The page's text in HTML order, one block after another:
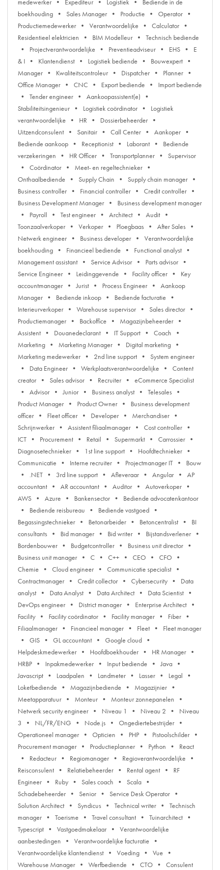
medewerker Expediteur Logistiek
Bediende in de
boekhouding
Sales Manager Productie
Operator
Productiemedewerker
Verantwoordelijke
Calculator
Residentieel elektricien
BIM Modelleur
Technisch bediende
Projectverantwoordelijke
Preventieadviseur EHS
E
& I
Klantendienst Logistiek bediende
Bouwexpert
Manager
Kwaliteitscontroleur Dispatcher
Planner
Office Manager
CNC Export bediende
Import bediende
Tender engineer
Aankoopassistent(e)
Stabiliteitsingenieur
Logistiek coördinator
Logistiek
verantwoordelijke
HR
Dossierbeheerder
Uitzendconsulent
Sanitair Call Center
Aankoper
Bediende aankoop
Receptionist Laborant
Bediende
verzekeringen
HR Officer Transportplanner
Supervisor
Coördinator
Meet- en regeltechnieker
Onthaalbediende
Supply Chain
Supply chain manager
Business controller
Financial controller
Credit controller
Business Development Manager
Business development manager
Payroll
Test engineer Architect
Audit
Toonzaalverkoper
Verkoper Ploegbaas
After Sales
Netwerk engineer
Business developer
Verantwoordelijke
boekhouding
Financieel bediende
Functional analyst
Management assistant
Service Advisor
Parts advisor
Service Engineer
Leidinggevende Facility officer
Key
accountmanager
Jurist Process Engineer
Aankoop
Manager
Bediende inkoop
Bediende facturatie
Interieurverkoper
Warehouse supervisor
Sales director
Productiemanager
Backoffice
Magazijnbeheerder
Assistent
Douanedeclarant IT Support
Coach
Marketing
Marketing Manager
Digital marketing
Marketing medewerker
2nd line support
System engineer
Data Engineer
Werkplaatsverantwoordelijke
Content
creator
Sales advisor Recruiter
eCommerce Specialist
Advisor
Junior Business analyst
Telesales
Product Manager
Product Owner
Business development
officer
Fleet officer Developer
Merchandiser
Schrijnwerker
Assistent filiaalmanager
Cost controller
ICT
Procurement Retail Supermarkt
Carrossier
Diagnosetechnieker
1st line support
Hoofdtechnieker
Communicatie
Interne recruiter Projectmanager IT
Bouw
.NET
3rd line support Afleveraar Angular
AP
accountant
AR accountant Auditor
Autoverkoper
AWS
Azure Bankensector
Bediende advocatenkantoor
Bediende reisbureau
Bediende vastgoed
Begassingstechnieker
Betonarbeider Betoncentralist
BI
consultants
Bid manager Bid writer
Bijstandsverlener
Bordenbouwer
Budgetcontroller
Business unit director
Business unit manager
C C++ CEO
CFO
Chemie
Cloud engineer
Communicatie specialist
Contractmanager
Credit collector Cybersecurity
Data
analyst
Data Analyst Data Architect
Data Scientist
DevOps engineer
District manager
Enterprise Architect
Facility
Facility coördinator Facility manager
Fiber
Filiaalmanager
Financieel manager Fleet
Fleet manager
GIS
GL accountant
Google cloud
Helpdeskmedewerker
Hoofdboekhouder
HR Manager
HRBP
Inpakmedewerker Input bediende
Java
Javascript
Laadpalen Landmeter Lasser
Legal
Loketbediende
Magazijnbediende
Magazijnier
Meetapparatuur
Monteur
Monteur zonnepanelen
Netwerk security engineer
Niveau 1 Niveau 2
Niveau
3
NL/FR/ENG Node.js
Ongediertebestrijder
Operationeel manager
Opticien PHP
Pistoolschilder
Procurement manager
Productieplanner Python
React
Redacteur
Regiomanager
Regioverantwoordelijke
Reisconsulent
Relatiebeheerder Rental agent
RF
Engineer
Ruby Sales coach
Scala
Schadebeheerder
Senior
Service Desk Operator
Solution Architect
Syndicus Technical writer
Technisch
manager
Toerisme Travel consultant
Tuinarchitect
Typescript
Vastgoedmakelaar
Verantwoordelijke
aanbestedingen
Verantwoordelijke facturatie
Verantwoordelijke klantendienst
Voeding
Vue
Warehouse Manager
Werfbediende CTO
Consulent